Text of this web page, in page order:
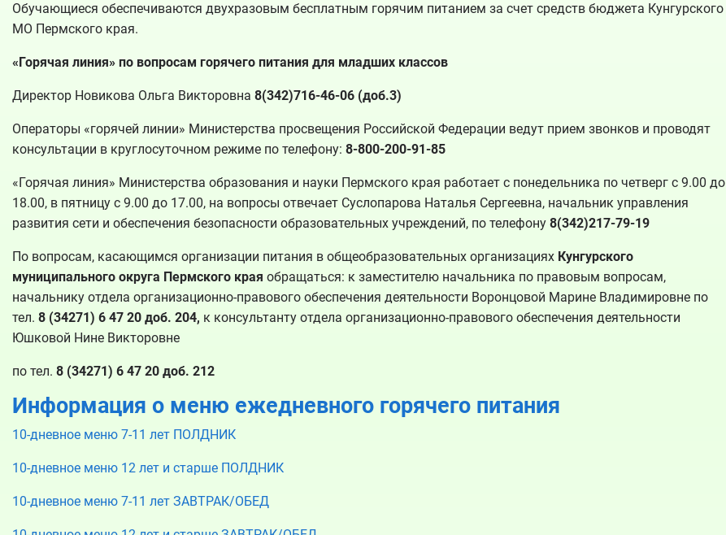
Обучающиеся обеспечиваются двухразовым бесплатным горячим питанием за счет средств бюджета Кунгурского
МО Пермского края.
«Горячая линия» по вопросам горячего питания для младших классов
Директор Новикова Ольга Викторовна 8(342)716-46-06 (доб.3)
Операторы «горячей линии» Министерства просвещения Российской Федерации ведут прием звонков и проводят
консультации в круглосуточном режиме по телефону: 8-800-200-91-85
«Горячая линия» Министерства образования и науки Пермского края работает с понедельника по четверг с 9.00 до
18.00, в пятницу с 9.00 до 17.00, на вопросы отвечает Суслопарова Наталья Сергеевна, начальник управления
развития сети и обеспечения безопасности образовательных учреждений, по телефону 8(342)217-79-19
По вопросам, касающимся организации питания в общеобразовательных организациях Кунгурского
муниципального округа Пермского края обращаться: к заместителю начальника по правовым вопросам,
начальнику отдела организационно-правового обеспечения деятельности Воронцовой Марине Владимировне по
тел. 8 (34271) 6 47 20 доб. 204, к консультанту отдела организационно-правового обеспечения деятельности
Юшковой Нине Викторовне
по тел. 8 (34271) 6 47 20 доб. 212
Информация о меню ежедневного горячего питания
10-дневное меню 7-11 лет ПОЛДНИК
10-дневное меню 12 лет и старше ПОЛДНИК
10-дневное меню 7-11 лет ЗАВТРАК/ОБЕД